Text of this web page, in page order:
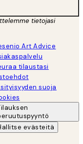
tietojasi
Art Advice
tilaustasi
suoja
evästeitä